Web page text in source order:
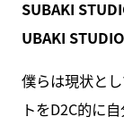
SUBAKI
UBAKI
僕らは現状と
トをD2C的に